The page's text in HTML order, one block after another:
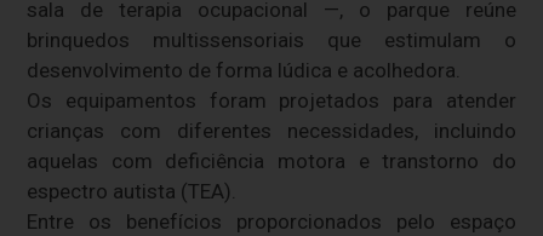
sala de terapia ocupacional —, o parque reúne
brinquedos multissensoriais que estimulam o
desenvolvimento de forma lúdica e acolhedora.
Os equipamentos foram projetados para atender
crianças com diferentes necessidades, incluindo
aquelas com deficiência motora e transtorno do
espectro autista (TEA).
Entre os benefícios proporcionados pelo espaço